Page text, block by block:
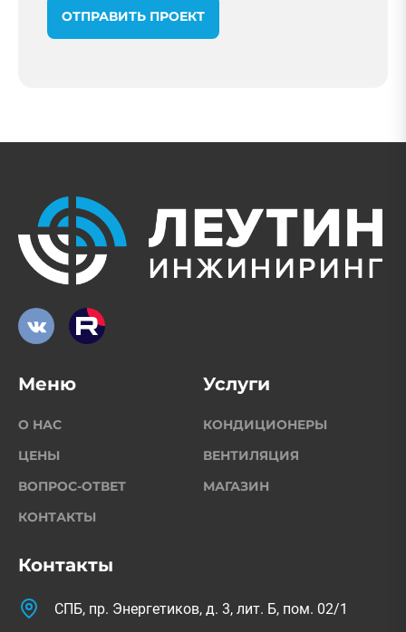
ОТПРАВИТЬ ПРОЕКТ
Контакты
СПБ, пр. Энергетиков, д. 3, лит. Б, пом. 02/1
Меню
О НАС
ЦЕНЫ
ВОПРОС-ОТВЕТ
КОНТАКТЫ
Услуги
КОНДИЦИОНЕРЫ
ВЕНТИЛЯЦИЯ
МАГАЗИН